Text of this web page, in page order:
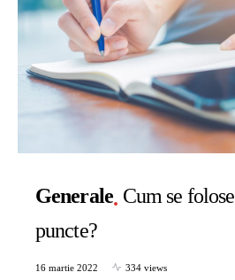
Generale Cum se
puncte?
16 martie 2022 334 views